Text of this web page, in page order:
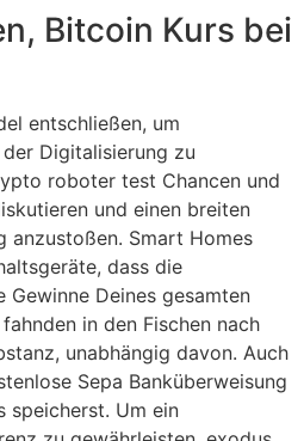
Bitcoin Kurs bei
entschließen, um
Digitalisierung zu
roboter test Chancen und
und einen breiten
anzustoßen. Smart Homes
dass die
Gewinne Deines gesamten
in den Fischen nach
unabhängig davon. Auch
Sepa Banküberweisung
speicherst. Um ein